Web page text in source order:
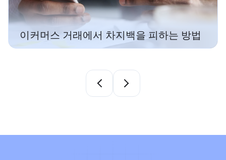
법
이커머스 웹사이트의 결제 오류를 영구
으로 해결하는 방법